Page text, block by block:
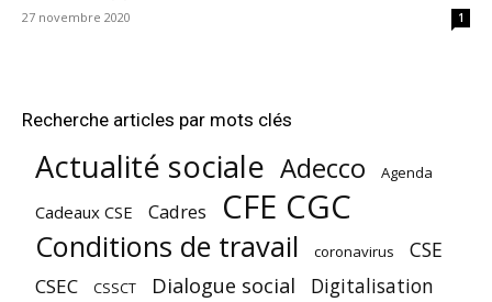
27 novembre 2020 1
Recherche articles par mots clés
Actualité sociale Adecco Agenda
Cadeaux CSE Cadres CFE CGC
Conditions de travail coronavirus CSE
CSEC CSSCT Dialogue social Digitalisation